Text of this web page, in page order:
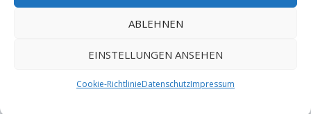
ABLEHNEN
EINSTELLUNGEN ANSEHEN
Cookie-RichtlinieDatenschutzImpressum
"The Story of 2 Worlds" (8C) by
9. Januar 2020